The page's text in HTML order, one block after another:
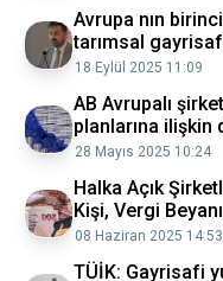
Avrupa nın
tarımsal
18 Eylül 2025 11:09
AB Avrupalı
planlarına ilişkin
28 Mayıs 2025 10:24
Halka Açık
Kişi, Vergi
08 Haziran 2025 14:53
TÜİK: Gayrisafi